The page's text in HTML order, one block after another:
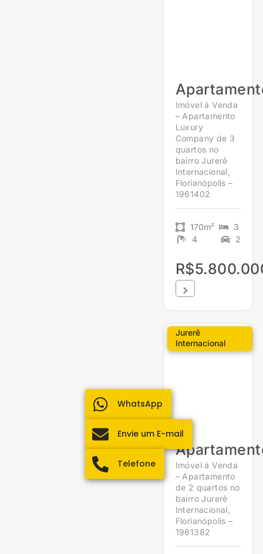
Imóvel á Venda
– Apartamento
Luxury
Company de 3
quartos no
bairro Jurerê
Internacional,
Florianópolis –
1961402
170m²
3
4
2
Jurerê
Internacional
Imóvel á Venda
– Apartamento
de 2 quartos no
bairro Jurerê
Internacional,
Florianópolis –
1961382
WhatsApp
Envie um E-mail
Telefone